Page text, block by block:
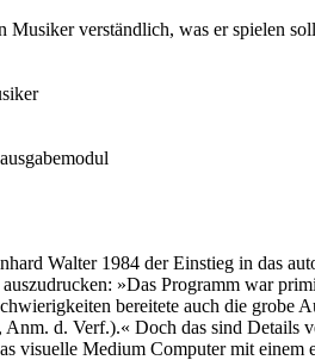
Musiker verständlich, was er spielen
Walter 1984 der Einstieg in das
»Das Programm war
bereitete auch die
d. Verf.).« Doch das sind
visuelle Medium Computer mit